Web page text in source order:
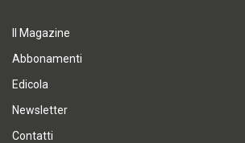
Il Magazine
Abbonamenti
Edicola
Newsletter
Contatti